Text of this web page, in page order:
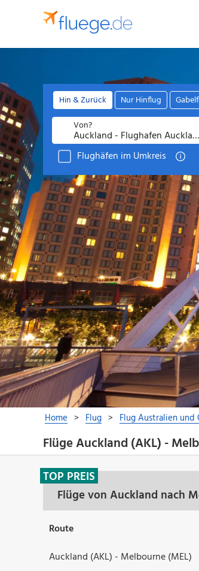
Flüge Auckland (AKL) -
Flüge von Auckland nach
TOP PREIS
Route
Auckland (AKL) - Melbourne (MEL)